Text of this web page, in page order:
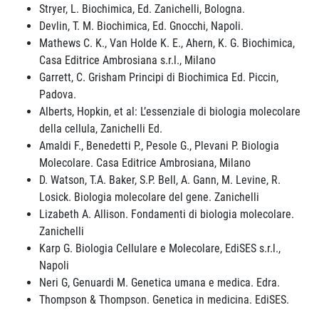
Stryer, L. Biochimica, Ed. Zanichelli, Bologna.
Devlin, T. M. Biochimica, Ed. Gnocchi, Napoli.
Mathews C. K., Van Holde K. E., Ahern, K. G. Biochimica,
Casa Editrice Ambrosiana s.r.l., Milano
Garrett, C. Grisham Principi di Biochimica Ed. Piccin,
Padova.
Alberts, Hopkin, et al: L’essenziale di biologia molecolare
della cellula, Zanichelli Ed.
Amaldi F., Benedetti P., Pesole G., Plevani P. Biologia
Molecolare. Casa Editrice Ambrosiana, Milano
D. Watson, T.A. Baker, S.P. Bell, A. Gann, M. Levine, R.
Losick. Biologia molecolare del gene. Zanichelli
Lizabeth A. Allison. Fondamenti di biologia molecolare.
Zanichelli
Karp G. Biologia Cellulare e Molecolare, EdiSES s.r.l.,
Napoli
Neri G, Genuardi M. Genetica umana e medica. Edra.
Thompson & Thompson. Genetica in medicina. EdiSES.